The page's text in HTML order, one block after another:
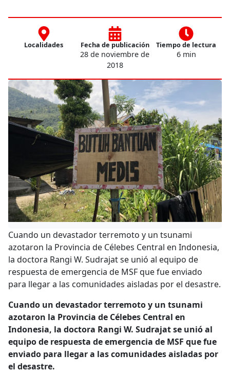
Localidades Fecha de publicación
28 de noviembre de
2018
Tiempo de lectura
6 min
Cuando un devastador terremoto y un tsunami
azotaron la Provincia de Célebes Central en Indonesia,
la doctora Rangi W. Sudrajat se unió al equipo de
respuesta de emergencia de MSF que fue enviado
para llegar a las comunidades aisladas por el desastre.
Cuando un devastador terremoto y un tsunami
azotaron la Provincia de Célebes Central en
Indonesia, la doctora Rangi W. Sudrajat se unió al
equipo de respuesta de emergencia de MSF que fue
enviado para llegar a las comunidades aisladas por
el desastre.